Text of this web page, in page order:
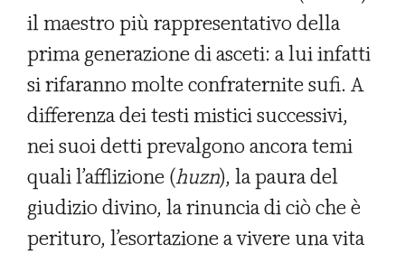
il maestro più rappresentativo della
prima generazione di asceti: a lui infatti
si rifaranno molte confraternite sufi. A
differenza dei testi mistici successivi,
nei suoi detti prevalgono ancora temi
quali l’afflizione (huzn), la paura del
giudizio divino, la rinuncia di ciò che è
perituro, l’esortazione a vivere una vita